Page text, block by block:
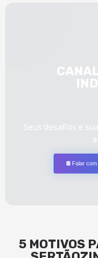
Seus desafios e
Falar com
5 MOTIVOS